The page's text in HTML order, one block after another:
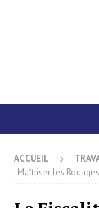
ACCUEIL
: Maîtriser les